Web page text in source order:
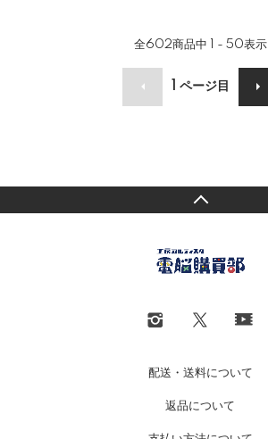
全602商品中 1 - 50表示
ページ目
配送・送料について
返品について